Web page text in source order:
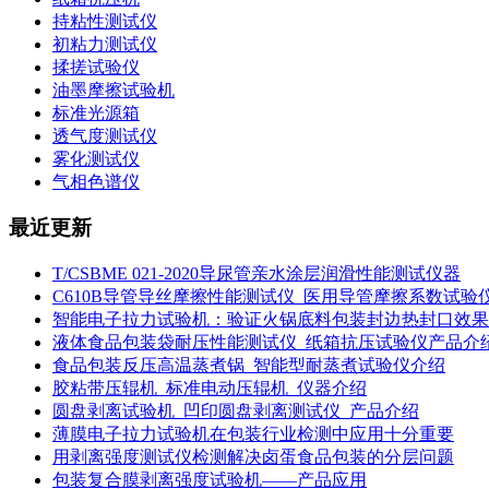
持粘性测试仪
初粘力测试仪
揉搓试验仪
油墨摩擦试验机
标准光源箱
透气度测试仪
雾化测试仪
气相色谱仪
最近更新
T/CSBME 021-2020导尿管亲水涂层润滑性能测试仪器
C610B导管导丝摩擦性能测试仪_医用导管摩擦系数试验
智能电子拉力试验机：验证火锅底料包装封边热封口效果
液体食品包装袋耐压性能测试仪_纸箱抗压试验仪产品介
食品包装反压高温蒸煮锅_智能型耐蒸煮试验仪介绍
胶粘带压辊机_标准电动压辊机_仪器介绍
圆盘剥离试验机_凹印圆盘剥离测试仪_产品介绍
薄膜电子拉力试验机在包装行业检测中应用十分重要
用剥离强度测试仪检测解决卤蛋食品包装的分层问题
包装复合膜剥离强度试验机——产品应用